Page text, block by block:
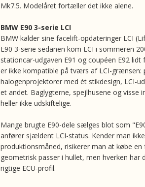
Mk7.5. Modelåret fortæller det ikke alene.
BMW E90 3-serie LCI
BMW kalder sine facelift-opdateringer LCI
E90 3-serie sedanen kom LCI i sommeren
stationcar-udgaven E91 og coupéen E92 lidt
er ikke kompatible på tværs af LCI-grænsen:
halogenprojektorer med ét stikdesign, LCI-
et andet. Baglygterne, spejlhusene og visse
heller ikke udskiftelige.
Mange brugte E90-dele sælges blot som
anfører sjældent LCI-status. Kender man
produktionsmåned, risikerer man at købe en
geometrisk passer i hullet, men hverken har
rigtige ECU-profil.